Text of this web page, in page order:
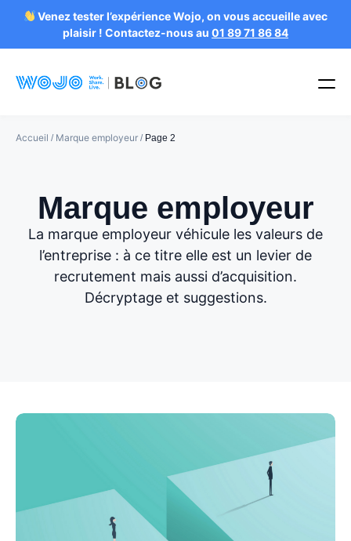
Venez tester l’expérience Wojo, on vous accueille avec
plaisir ! Contactez-nous au 01 89 71 86 84
Accueil / Marque employeur / Page 2
Marque employeur
La marque employeur véhicule les valeurs de
l’entreprise : à ce titre elle est un levier de
recrutement mais aussi d’acquisition.
Décryptage et suggestions.